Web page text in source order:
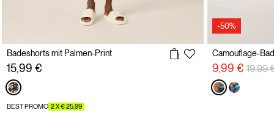
Badeshorts mit Palmen-Print
15,99 €
BEST PROMO 2 X € 25,99
-50%
Camouflage-
9,99 € 19,99